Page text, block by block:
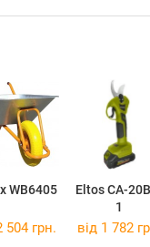
WB6405
Eltos CA-
1
504 грн. від 1 782